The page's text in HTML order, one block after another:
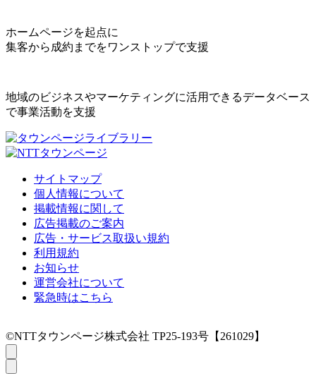
ホームページを起点に
集客から成約までをワンストップで支援
地域のビジネスやマーケティングに活用できるデータベース
で事業活動を支援
サイトマップ
個人情報について
掲載情報に関して
広告掲載のご案内
広告・サービス取扱い規約
利用規約
お知らせ
運営会社について
緊急時はこちら
©NTTタウンページ株式会社 TP25-193号【261029】